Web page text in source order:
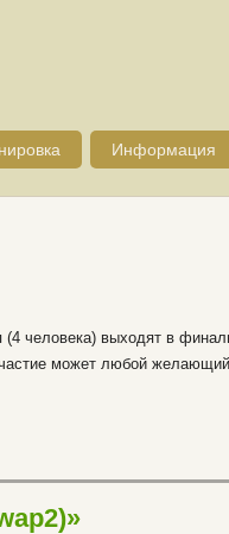
Информация
человека) выходят в
может любой